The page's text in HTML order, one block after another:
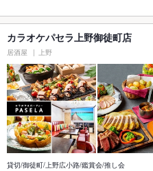
カラオケパセラ上野御徒町店
居酒屋 上野
貸切/御徒町/上野広小路/鑑賞会/推し会